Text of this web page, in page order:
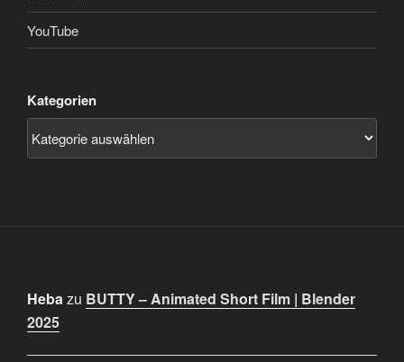
YouTube
Kategorien
Hebazu BUTTY – Animated Short Film | Blender
2025